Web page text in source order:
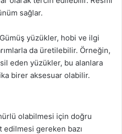
sağlar.
yüzükler, hobi ve ilgi
da üretilebilir. Örneğin,
eden yüzükler, bu alanlara
birer aksesuar olabilir.
olabilmesi için doğru
edilmesi gereken bazı